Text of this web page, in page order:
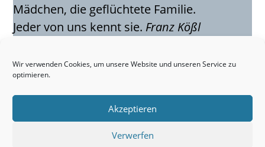
Wir verwenden Cookies, um unsere Website und unseren Service zu
optimieren.
Akzeptieren
Verwerfen
Mädchen, die geflüchtete Familie.
Jeder von uns kennt sie. Franz Kößl
vom Hals abwärts gelähmt, man sieht ihn
im Film von der Caritas Pflege. Er hat beim
Roten Kreuz gearbeitet und ist jetzt ein
Pflegefall.